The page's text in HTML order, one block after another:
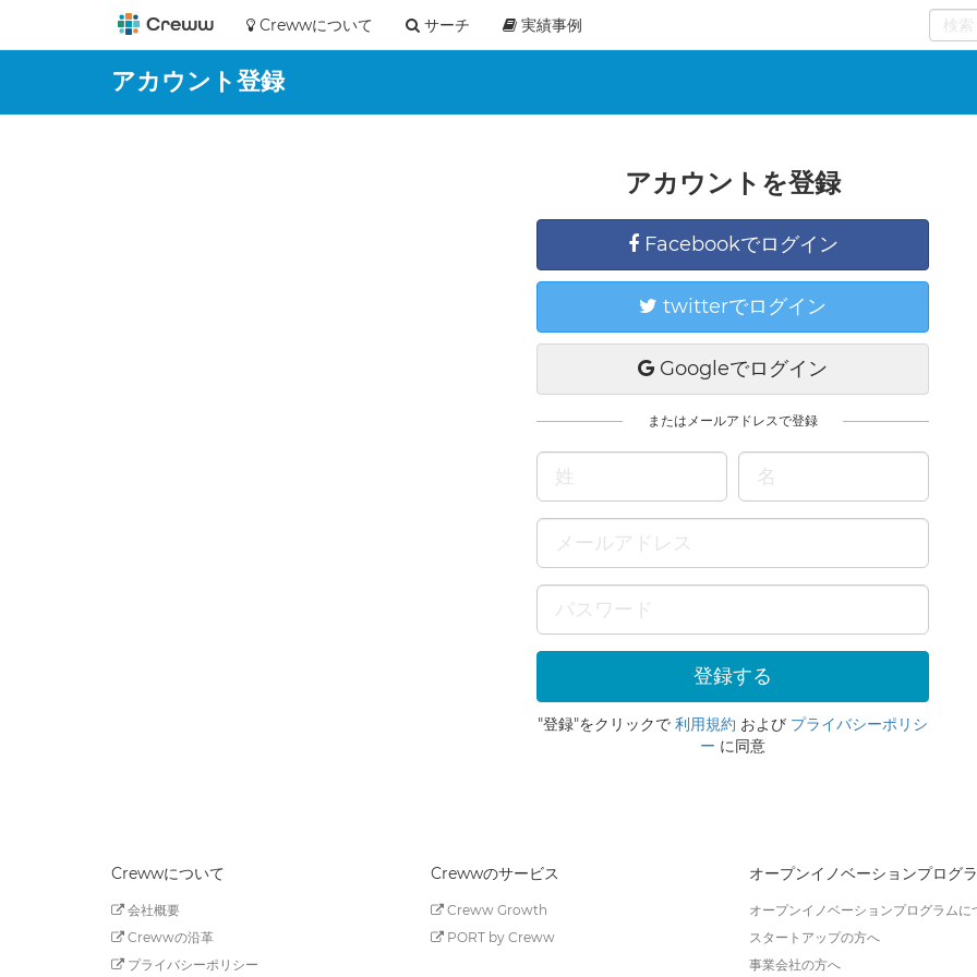
Crewwについて サーチ 実績事例
0
アカウント登録
アカウントを登録
Facebookでログイン
twitterでログイン
Googleでログイン
またはメールアドレスで登録
"登録"をクリックで 利用規約 および プライバシーポリシ
ー に同意
Crewwについて
会社概要
Crewwの沿革
プライバシーポリシー
Crewwのサービス
Creww Growth
PORT by Creww
オープンイノベーションプログ
オープンイノベーションプログラムに
スタートアップの方へ
事業会社の方へ